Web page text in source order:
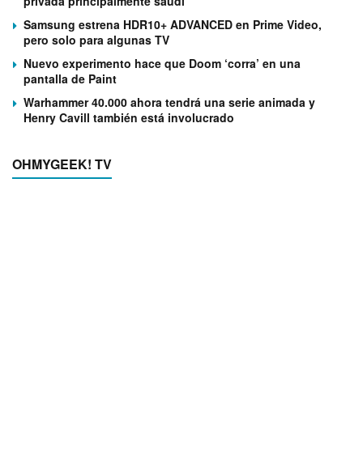
Samsung estrena HDR10+ ADVANCED en Prime Video,
pero solo para algunas TV
Nuevo experimento hace que Doom ‘corra’ en una
pantalla de Paint
Warhammer 40.000 ahora tendrá una serie animada y
Henry Cavill también está involucrado
OHMYGEEK! TV